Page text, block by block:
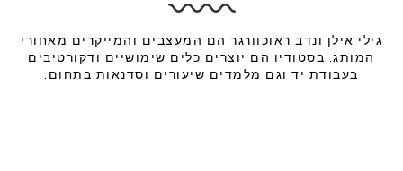
גילי אילן ונדב ראוכוורגר הם המעצבים והמייקרים מאחורי
המותג. בסטודיו הם יוצרים כלים שימושיים ודקורטיבים
בעבודת יד וגם מלמדים שיעורים וסדנאות בתחום.